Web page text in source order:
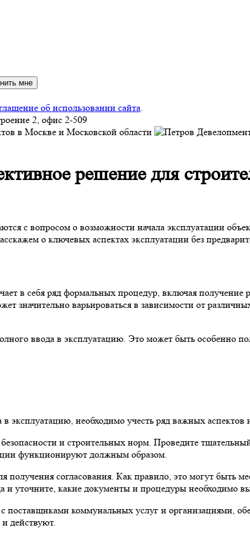
мне
об использовании сайта.
2, офис 2-509
решение для
с вопросом о возможности начала эксплуатации
о ключевых аспектах эксплуатации без
в себя ряд формальных процедур, включая получение
значительно варьироваться в зависимости от
ввода в эксплуатацию. Это может быть особенно
эксплуатацию, необходимо учесть ряд важных
и строительных норм. Проведите
функционируют должным образом.
получения согласования. Как правило, это могут быть
и уточните, какие документы и процедуры необходимо
поставщиками коммунальных услуг и организациями,
действуют.